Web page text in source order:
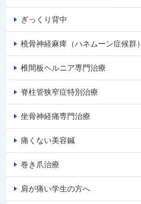
ぎっくり背中
橈骨神経麻痺（ハネムーン症候群）
椎間板ヘルニア専門治療
脊柱管狭窄症特別治療
坐骨神経痛専門治療
痛くない美容鍼
巻き爪治療
肩が痛い学生の方へ